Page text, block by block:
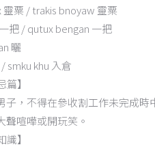
靈粟 / trakis bnoyaw 靈粟
把 / qutux bengan 一把
曬
smku khu 入倉
篇】
子，不得在參收割工作未完成
聲喧嘩或開玩笑。
識】